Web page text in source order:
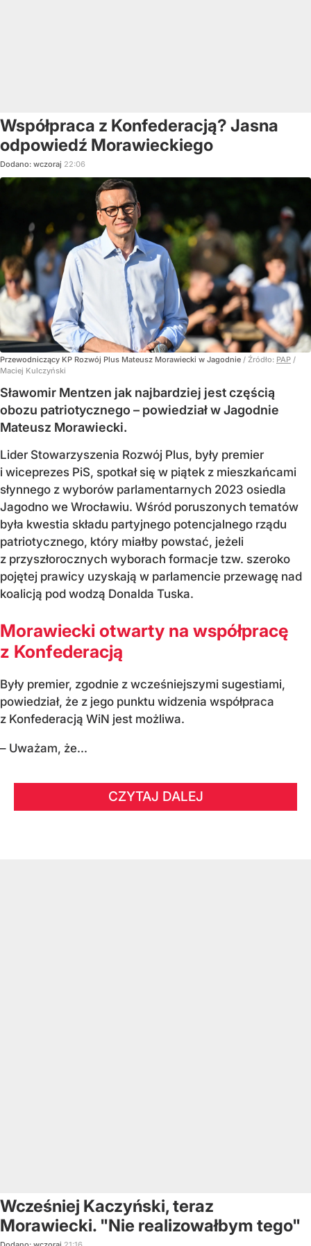
Współpraca z Konfederacją? Jasna
odpowiedź Morawieckiego
Dodano: wczoraj 22:06
Przewodniczący KP Rozwój Plus Mateusz Morawiecki w Jagodnie / Źródło: PAP /
Maciej Kulczyński
Sławomir Mentzen jak najbardziej jest częścią
obozu patriotycznego – powiedział w Jagodnie
Mateusz Morawiecki.
Lider Stowarzyszenia Rozwój Plus, były premier
i wiceprezes PiS, spotkał się w piątek z mieszkańcami
słynnego z wyborów parlamentarnych 2023 osiedla
Jagodno we Wrocławiu. Wśród poruszonych tematów
była kwestia składu partyjnego potencjalnego rządu
patriotycznego, który miałby powstać, jeżeli
z przyszłorocznych wyborach formacje tzw. szeroko
pojętej prawicy uzyskają w parlamencie przewagę nad
koalicją pod wodzą Donalda Tuska.
Morawiecki otwarty na współpracę
z Konfederacją
Były premier, zgodnie z wcześniejszymi sugestiami,
powiedział, że z jego punktu widzenia współpraca
z Konfederacją WiN jest możliwa.
– Uważam, że...
CZYTAJ DALEJ
Wcześniej Kaczyński, teraz
Morawiecki. "Nie realizowałbym tego"